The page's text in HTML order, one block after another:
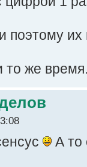
поэтому
то же
А то